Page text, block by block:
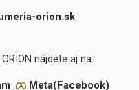
orion.sk
nájdete aj na:
Meta(Facebook)